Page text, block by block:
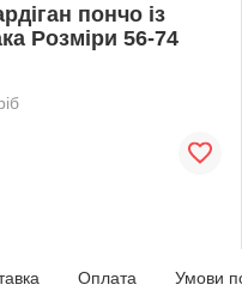
пончо із
Розміри 56-74
Оплата Умови